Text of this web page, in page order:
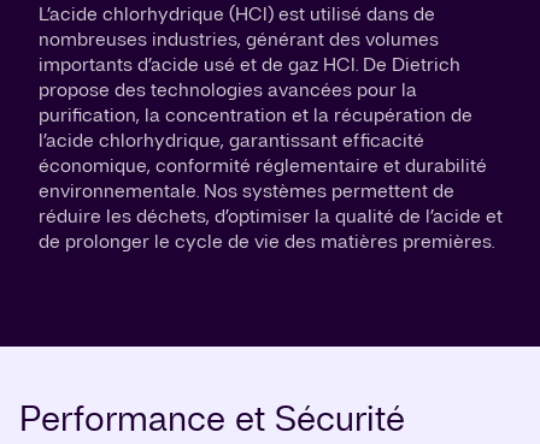
L’acide chlorhydrique (HCl) est utilisé dans de
nombreuses industries, générant des volumes
importants d’acide usé et de gaz HCl. De Dietrich
propose des technologies avancées pour la
purification, la concentration et la récupération de
l’acide chlorhydrique, garantissant efficacité
économique, conformité réglementaire et durabilité
environnementale. Nos systèmes permettent de
réduire les déchets, d’optimiser la qualité de l’acide et
de prolonger le cycle de vie des matières premières.
Performance et Sécurité